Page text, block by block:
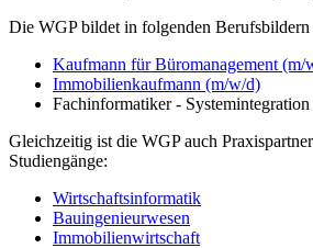
Die WGP bildet in folgenden Berufsbildern
Kaufmann für Büromanagement (m/
Immobilienkaufmann (m/w/d)
Fachinformatiker -
Gleichzeitig ist die WGP auch
Studiengänge:
Wirtschaftsinformatik
Bauingenieurwesen
Immobilienwirtschaft